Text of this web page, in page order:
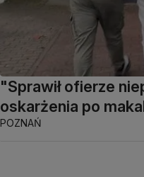
"Sprawił ofierze
oskarżenia po
POZNAŃ